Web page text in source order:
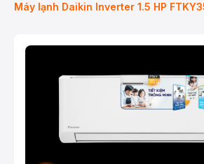
Máy lạnh Daikin Inverter 1.5 HP